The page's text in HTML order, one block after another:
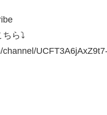
ちら⤵︎
channel/